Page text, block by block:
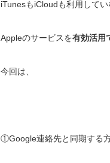
iTunesもiCloudも利用してい
Appleのサービスを有効活用
今回は、
①Google連絡先と同期する方